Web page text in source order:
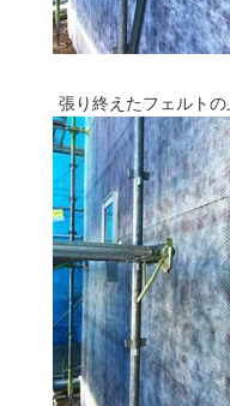
張り終えたフェルトの